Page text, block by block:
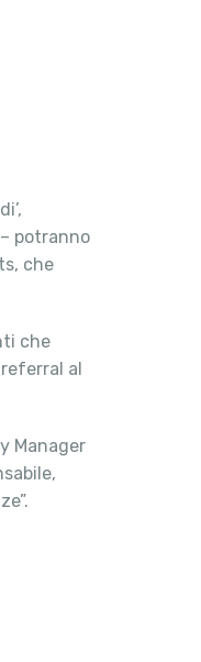
potranno
che
che
al
Manager